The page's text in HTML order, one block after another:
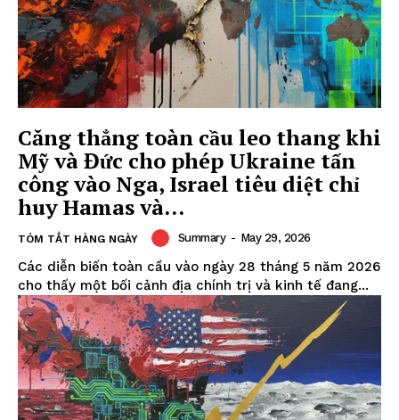
Căng thẳng toàn cầu leo thang khi
Mỹ và Đức cho phép Ukraine tấn
công vào Nga, Israel tiêu diệt chỉ
huy Hamas và...
TÓM TẮT HÀNG NGÀY Summary - May 29, 2026
Các diễn biến toàn cầu vào ngày 28 tháng 5 năm 2026
cho thấy một bối cảnh địa chính trị và kinh tế đang...